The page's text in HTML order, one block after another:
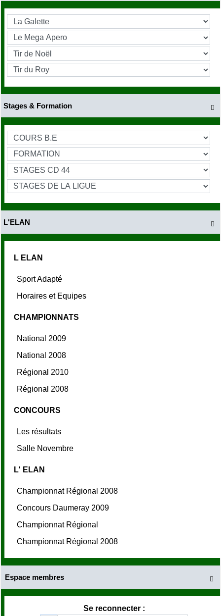

Stages & Formation

L'ELAN
L ELAN
Sport Adapté
Horaires et Equipes
CHAMPIONNATS
National 2009
National 2008
Régional 2010
Régional 2008
CONCOURS
Les résultats
Salle Novembre
L' ELAN
Championnat Régional 2008
Concours Daumeray 2009
Championnat Régional
Championnat Régional 2008

Espace membres
Se reconnecter :